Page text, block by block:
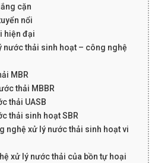
cặn
nổi
hiện đại
nước thải sinh hoạt – công nghệ
MBR
thải MBBR
thải UASB
thải sinh hoạt SBR
nghệ xử lý nước thải sinh hoạt vi
xử lý nước thải của bồn tự hoại